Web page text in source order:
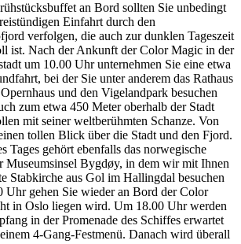
an Bord sollten Sie unbedingt
Einfahrt durch den
verfolgen, die auch zur dunklen Tageszeit
ist. Nach der Ankunft der Color Magic in der
um 10.00 Uhr unternehmen Sie eine etwa
bei der Sie unter anderem das Rathaus
und den Vigelandpark besuchen
zum etwa 450 Meter oberhalb der Stadt
mit seiner weltberühmten Schanze. Von
tollen Blick über die Stadt und den Fjord.
Tages gehört ebenfalls das norwegische
Museumsinsel Bygdøy, in dem wir mit Ihnen
Stabkirche aus Gol im Hallingdal besuchen
Uhr gehen Sie wieder an Bord der Color
in Oslo liegen wird. Um 18.00 Uhr werden
in der Promenade des Schiffes erwartet
4-Gang-Festmenü. Danach wird überall